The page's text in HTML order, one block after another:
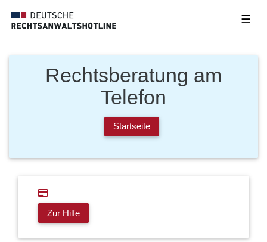
☰
Rechtsberatung am
Telefon
Startseite
Zur Hilfe